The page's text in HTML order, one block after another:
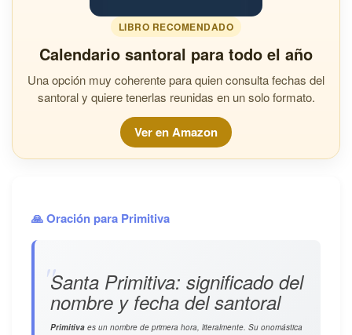
LIBRO RECOMENDADO
Calendario santoral para todo el año
Una opción muy coherente para quien consulta fechas del
santoral y quiere tenerlas reunidas en un solo formato.
Ver en Amazon
🙏 Oración para Primitiva
Santa Primitiva: significado del
nombre y fecha del santoral
Primitiva es un nombre de primera hora, literalmente. Su onomástica